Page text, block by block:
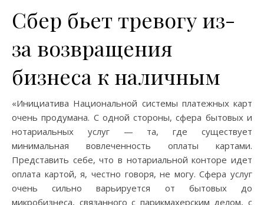
Сбер бьет тревогу из-
за возвращения
бизнеса к наличным
«Инициатива Национальной системы платежных карт
очень продумана. С одной стороны, сфера бытовых и
нотариальных услуг — та, где существует
минимальная вовлеченность оплаты картами.
Представить себе, что в нотариальной конторе идет
оплата картой, я, честно говоря, не могу. Сфера услуг
очень сильно варьируется от бытовых до
микробизнеса, связанного с парикмахерским делом, с